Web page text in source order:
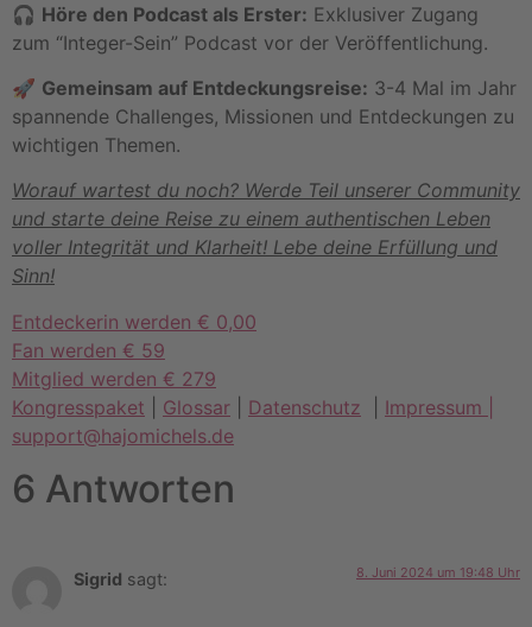
🎧 Höre den Podcast als Erster: Exklusiver Zugang
zum “Integer-Sein” Podcast vor der Veröffentlichung.
🚀 Gemeinsam auf Entdeckungsreise: 3-4 Mal im Jahr
spannende Challenges, Missionen und Entdeckungen zu
wichtigen Themen.
Worauf wartest du noch? Werde Teil unserer Community
und starte deine Reise zu einem authentischen Leben
voller Integrität und Klarheit! Lebe deine Erfüllung und
Sinn!
Entdeckerin werden € 0,00
Fan werden € 59
Mitglied werden € 279
Kongresspaket
Glossar Datenschutz
Impressum |
support@hajomichels.de
6 Antworten
Sigrid sagt: 8. Juni 2024 um 19:48 Uhr